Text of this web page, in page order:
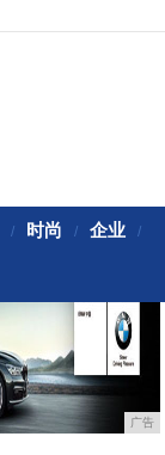
/ 时尚 / 企业 /
广告